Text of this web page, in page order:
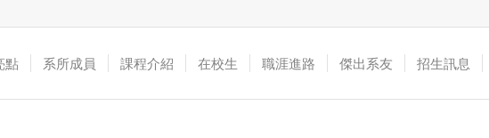
點 系所成員 課程介紹 在校生 職涯進路 傑出系友 招生訊息